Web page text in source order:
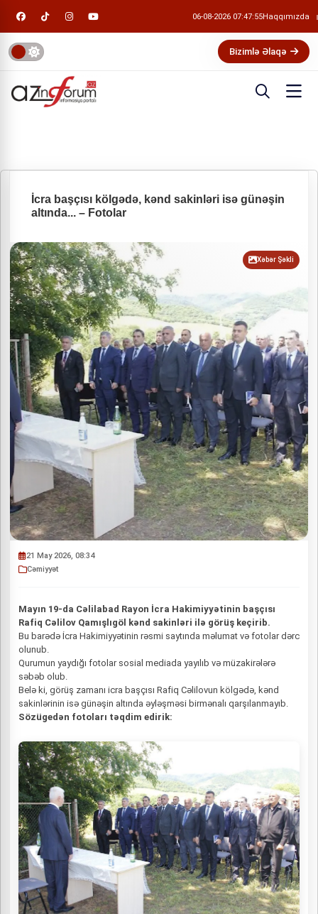
06-08-2026 07:47:55Haqqımızda
Bizimlə Əlaqə
İcra başçısı kölgədə, kənd sakinləri isə günəşin
altında... – Fotolar
Xəbər Şəkli
21 May 2026, 08:34
Cəmiyyət
Mayın 19-da Cəlilabad Rayon İcra Hakimiyyətinin başçısı
Rafiq Cəlilov Qamışlıgöl kənd sakinləri ilə görüş keçirib.
Bu barədə İcra Hakimiyyətinin rəsmi saytında məlumat və fotolar dərc
olunub.
Qurumun yaydığı fotolar sosial mediada yayılıb və müzakirələrə
səbəb olub.
Belə ki, görüş zamanı icra başçısı Rafiq Cəlilovun kölgədə, kənd
sakinlərinin isə günəşin altında əyləşməsi birmənalı qarşılanmayıb.
Sözügedən fotoları təqdim edirik: